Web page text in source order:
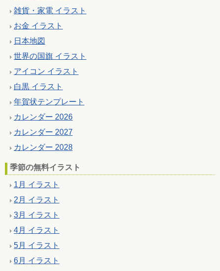
雑貨・家電 イラスト
お金 イラスト
日本地図
世界の国旗 イラスト
アイコン イラスト
白黒 イラスト
年賀状テンプレート
カレンダー 2026
カレンダー 2027
カレンダー 2028
季節の無料イラスト
1月 イラスト
2月 イラスト
3月 イラスト
4月 イラスト
5月 イラスト
6月 イラスト